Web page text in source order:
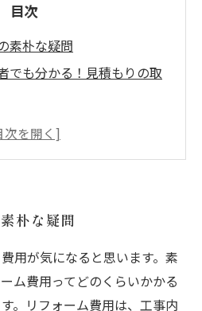
目次
素朴な疑問
でも分かる！見積もりの取
見積もりを比較するコツ
朴な疑問
用が気になると思います。素
ム費用ってどのくらいかかる
。リフォーム費用は、工事内